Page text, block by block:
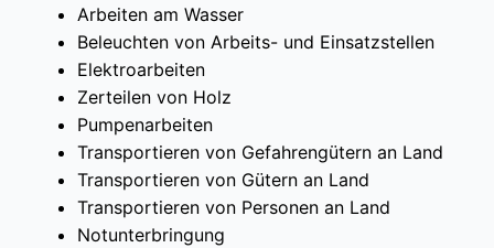
Arbeiten am Wasser
Beleuchten von Arbeits- und Einsatzstellen
Elektroarbeiten
Zerteilen von Holz
Pumpenarbeiten
Transportieren von Gefahrengütern an Land
Transportieren von Gütern an Land
Transportieren von Personen an Land
Notunterbringung